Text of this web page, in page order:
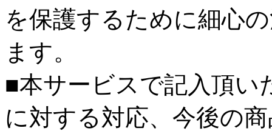
を保護するために細心
ます。
■本サービスで記入頂い
に対する対応、今後の